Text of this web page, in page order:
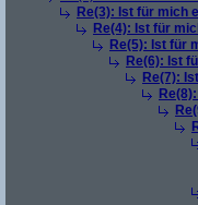
Re(3): Ist für mich
Re(4): Ist für
Re(5): Ist für
Re(6): Ist
Re(7):